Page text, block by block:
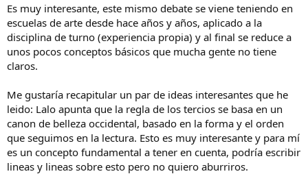
Es muy interesante, este mismo debate se viene teniendo en
escuelas de arte desde hace años y años, aplicado a la
disciplina de turno (experiencia propia) y al final se reduce a
unos pocos conceptos básicos que mucha gente no tiene
claros.
Me gustaría recapitular un par de ideas interesantes que he
leido: Lalo apunta que la regla de los tercios se basa en un
canon de belleza occidental, basado en la forma y el orden
que seguimos en la lectura. Esto es muy interesante y para mí
es un concepto fundamental a tener en cuenta, podría escribir
lineas y lineas sobre esto pero no quiero aburriros.